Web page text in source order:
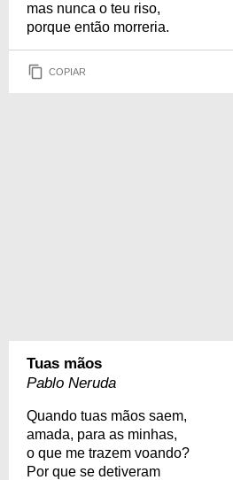
mas nunca o teu riso,
porque então morreria.
COPIAR
Tuas mãos
Pablo Neruda
Quando tuas mãos saem,
amada, para as minhas,
o que me trazem voando?
Por que se detiveram